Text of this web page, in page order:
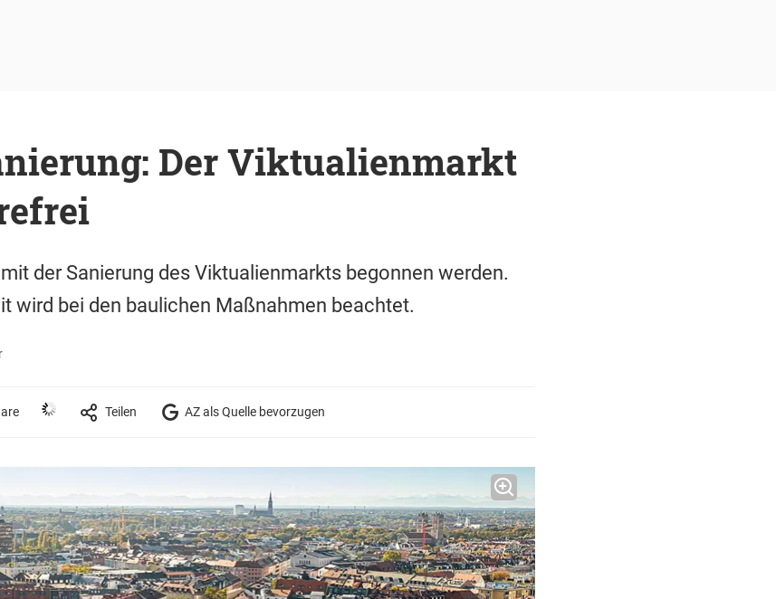
Der Viktualienmarkt
der Sanierung des Viktualienmarkts begonnen werden.
wird bei den baulichen Maßnahmen beachtet.
Teilen AZ als Quelle bevorzugen